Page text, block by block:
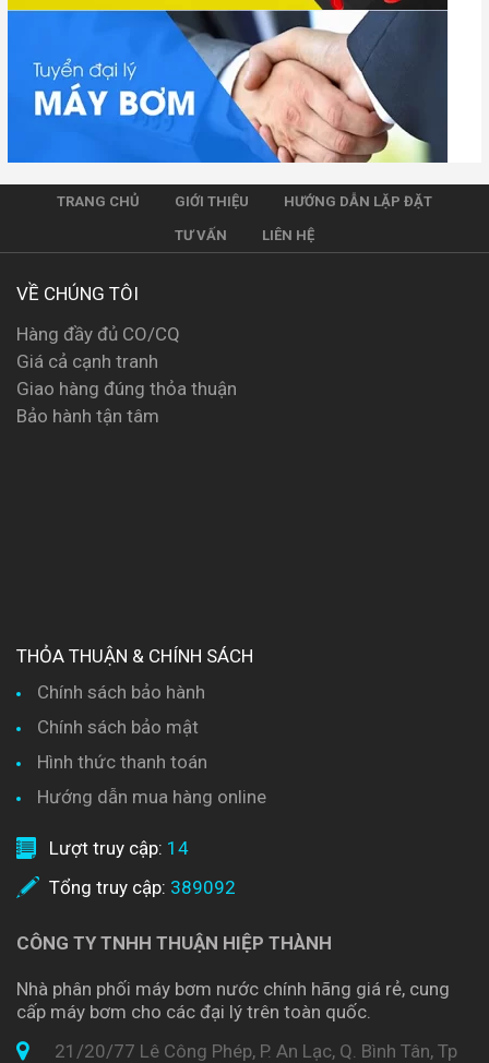
TRANG CHỦ GIỚI THIỆU HƯỚNG DẪN LẶP ĐẶT
TƯ VẤN LIÊN HỆ
VỀ CHÚNG TÔI
Hàng đầy đủ CO/CQ
Giá cả cạnh tranh
Giao hàng đúng thỏa thuận
Bảo hành tận tâm
THỎA THUẬN & CHÍNH SÁCH
Chính sách bảo hành
Chính sách bảo mật
Hình thức thanh toán
Hướng dẫn mua hàng online
Lượt truy cập: 14
Tổng truy cập: 389092
CÔNG TY TNHH THUẬN HIỆP THÀNH
Nhà phân phối máy bơm nước chính hãng giá rẻ, cung
cấp máy bơm cho các đại lý trên toàn quốc.
21/20/77 Lê Công Phép, P. An Lạc, Q. Bình Tân, Tp